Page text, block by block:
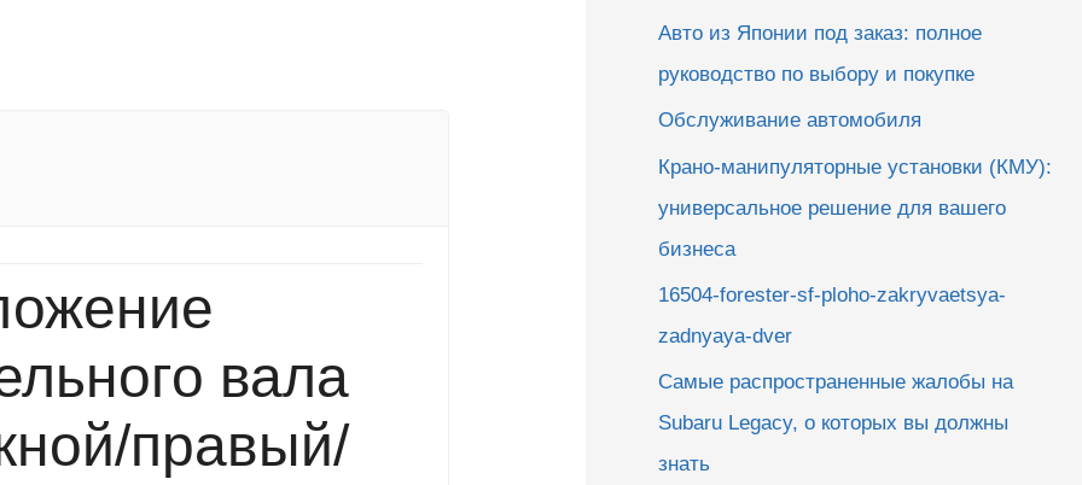
вала
правый/
Авто из Японии под заказ: полное
руководство по выбору и покупке
Обслуживание автомобиля
Крано-манипуляторные установки (КМУ):
универсальное решение для вашего
бизнеса
16504-forester-sf-ploho-zakryvaetsya-
zadnyaya-dver
Самые распространенные жалобы на
Subaru Legacy, о которых вы должны
знать